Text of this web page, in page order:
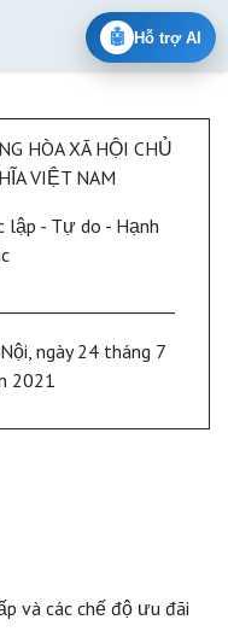
🤖 Hỗ trợ AI
HÒA XÃ HỘI CHỦ
VIỆT NAM
lập - Tự do - Hạnh
ngày 24 tháng 7
2021
và các chế độ ưu đãi